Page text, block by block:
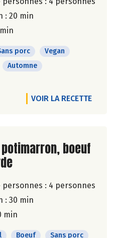
: 20 min
porc
Vegan
Automne
VOIR LA RECETTE
de la recetteboeuf
personnes : 4 personnes
: 30 min
min
Boeuf
Sans porc